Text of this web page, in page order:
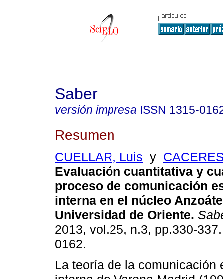
Saber
versión impresa ISSN 1315-
Resumen
CUELLAR, Luis y
Evaluación cuantitativa y
proceso de comunicación
interna en el núcleo
Universidad de Oriente.
2013, vol.25, n.3, pp.330-
0162.
La teoría de la comunicación